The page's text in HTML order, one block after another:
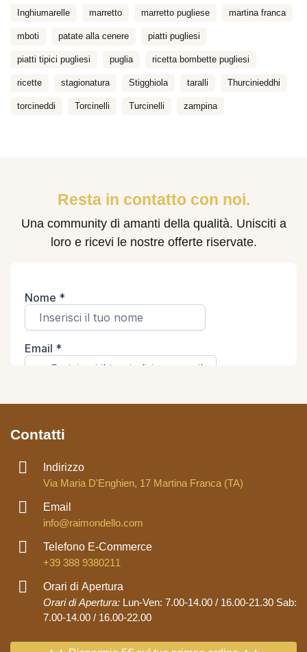
Inghiumarelle marretto marretto pugliese martina franca
mboti patate alla cenere piatti pugliesi
piatti tipici pugliesi puglia ricetta bombette pugliesi
ricette stagionatura Stigghiola taralli Thurcinieddhi
torcineddi Torcinelli Turcinelli zampina
Resta in contatto con noi.
Una community di amanti della qualità. Unisciti a
loro e ricevi le nostre offerte riservate.
Contatti
Indirizzo
Via Maria D'Enghien, 17 Martina Franca (TA)
Email
info@raimondello.com
Telefono E-Commerce
+39 388 9380211
Orari di Apertura
Orari di Apertura: Lun-Ven: 7.00-14.00 / 16.00-21.30 Sab:
7.00-14.00 / 16.00-22.00